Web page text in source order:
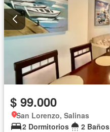
$ 99.000
San Lorenzo, Salinas
2 Dormitorios
2 Baños